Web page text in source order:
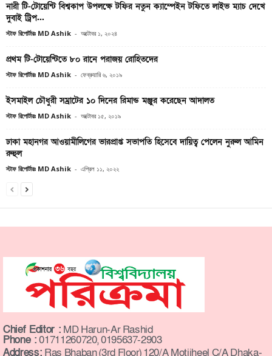
নারী টি-টোয়েন্টি বিশ্বকাপ উপলক্ষে টফির নতুন ক্যাম্পেইন টফিতে লাইভ ম্যাচ দেখে
দুবাই ট্রিপ...
স্টাফ রিপোর্টারঃ MD Ashik - অক্টোবর ১, ২০২৪
প্রথম টি-টোয়েন্টিতে ৮০ রানে পরাজয় রোহিতদের
স্টাফ রিপোর্টারঃ MD Ashik - ফেব্রুয়ারি ৬, ২০১৯
ইসমাইল চৌধুরী সম্রাটের ১০ দিনের রিমান্ড মঞ্জুর করেছেন আদালত
স্টাফ রিপোর্টারঃ MD Ashik - অক্টোবর ১৫, ২০১৯
ঢাকা মহানগর আওয়ামীলিগের ভারপ্রাপ্ত সভাপতি হিসেবে দায়িত্ব পেলেন নুরুল আমিন
রুহুল
স্টাফ রিপোর্টারঃ MD Ashik - এপ্রিল ১১, ২০২২
Chief Editor : MD Harun-Ar Rashid
Phone :01711260720, 0195637-2903
Address: Ras Bhaban (3rd Floor) 120/A Motijheel C/A Dhaka-